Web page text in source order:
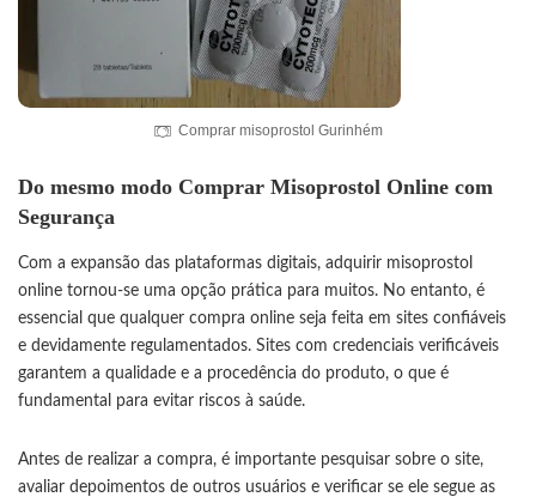
Comprar misoprostol Gurinhém
Do mesmo modo Comprar Misoprostol Online com
Segurança
Com a expansão das plataformas digitais, adquirir misoprostol
online tornou-se uma opção prática para muitos. No entanto, é
essencial que qualquer compra online seja feita em sites confiáveis
e devidamente regulamentados. Sites com credenciais verificáveis
garantem a qualidade e a procedência do produto, o que é
fundamental para evitar riscos à saúde.
Antes de realizar a compra, é importante pesquisar sobre o site,
avaliar depoimentos de outros usuários e verificar se ele segue as